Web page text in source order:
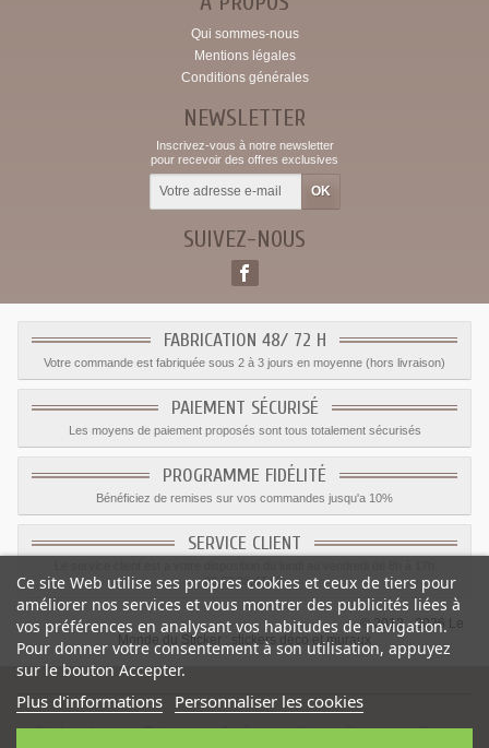
Qui sommes-nous
Mentions légales
Conditions générales
NEWSLETTER
Inscrivez-vous à notre newsletter
pour recevoir des offres exclusives
SUIVEZ-NOUS
FABRICATION 48/ 72 H
Votre commande est fabriquée sous 2 à 3 jours en moyenne (hors livraison)
PAIEMENT SÉCURISÉ
Les moyens de paiement proposés sont tous totalement sécurisés
PROGRAMME FIDÉLITÉ
Bénéficiez de remises sur vos commandes jusqu'a 10%
SERVICE CLIENT
09.82.28.47.69.
© 2012 - 2026 Le
Monde du Sticker :
stickers déco et muraux
Sticker drapeau Palestine-Catégorie:Sticker Drapeaux-Prix:
Ce site Web utilise ses propres cookies et ceux de tiers pour
améliorer nos services et vous montrer des publicités liées à
vos préférences en analysant vos habitudes de navigation.
Pour donner votre consentement à son utilisation, appuyez
sur le bouton Accepter.
Plus d'informations Personnaliser les cookies